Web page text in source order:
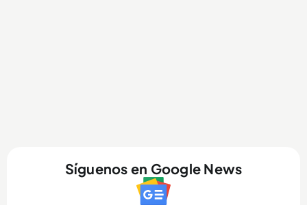
Síguenos en Google News